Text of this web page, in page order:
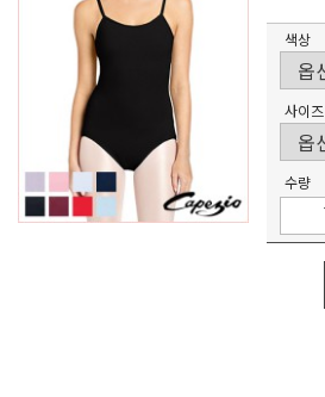
색상
사이즈
수량